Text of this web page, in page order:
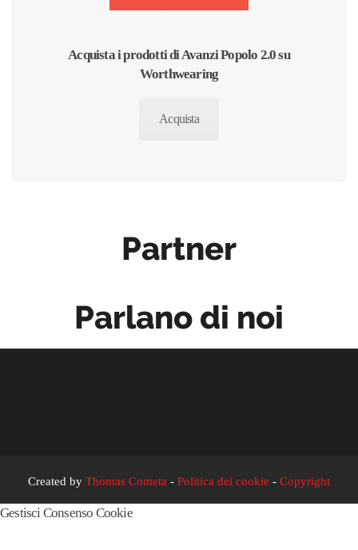
Acquista i prodotti di Avanzi Popolo 2.0 su
Worthwearing
Acquista
Partner
Parlano di noi
Created by Thomas Cometa - Politica dei cookie - Copyright
Gestisci Consenso Cookie